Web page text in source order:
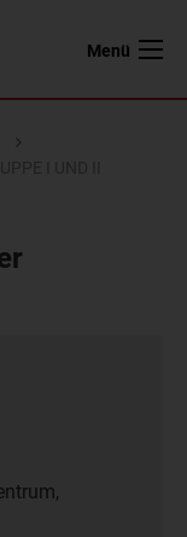
Menü